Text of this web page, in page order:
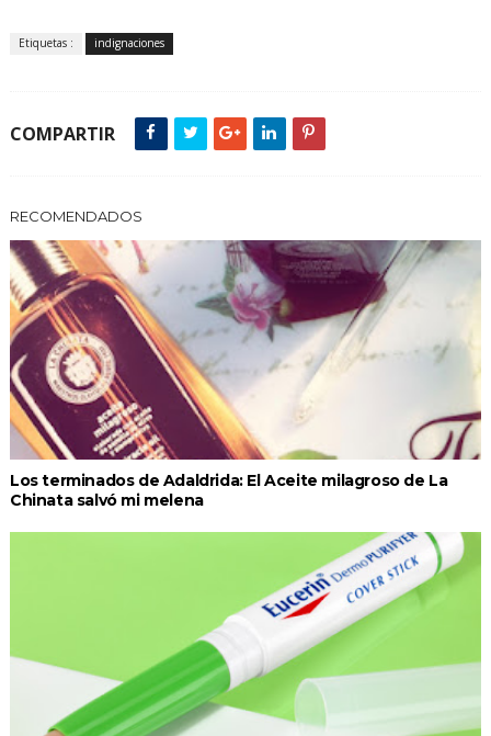
Etiquetas : indignaciones
COMPARTIR
RECOMENDADOS
Los terminados de Adaldrida: El Aceite milagroso de La
Chinata salvó mi melena